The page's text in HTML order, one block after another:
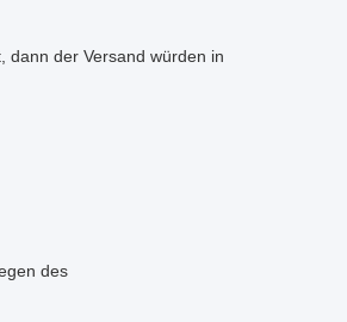
dann der Versand würden in
des